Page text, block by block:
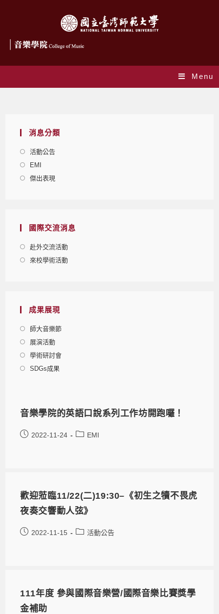
Menu
消息分類
活動公告
EMI
傑出表現
國際交流消息
赴外交流活動
來校學術活動
成果展現
師大音樂節
展演活動
學術研討會
SDGs成果
音樂學院的英語口說系列工作坊開跑囉！
2022-11-24 EMI
歡迎蒞臨11/22(二)19:30–《初生之犢不畏虎
夜奏交響動人弦》
2022-11-15 活動公告
111年度 參與國際音樂營/國際音樂比賽獎學
金補助